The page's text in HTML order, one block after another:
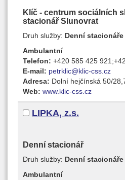
Klíč - centrum sociálních
stacionář Slunovrat
Druh služby: Denní stacionáře
Ambulantní
Telefon: +420 585 425
E-mail: petrklic@klic-css.cz
Adresa: Dolní hejčínská 50/
Web: www.klic-css.cz
LIPKA, z.s.
Denní stacionář
Druh služby: Denní stacionáře
Ambulantní